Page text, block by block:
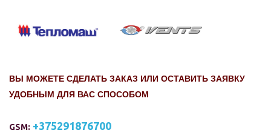
ВЫ МОЖЕТЕ СДЕЛАТЬ ЗАКАЗ ИЛИ ОСТАВИТЬ ЗАЯВКУ
УДОБНЫМ ДЛЯ ВАС СПОСОБОМ
GSM: +375291876700